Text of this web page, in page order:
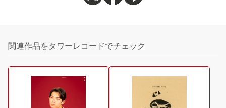
関連作品をタワーレコードでチェック